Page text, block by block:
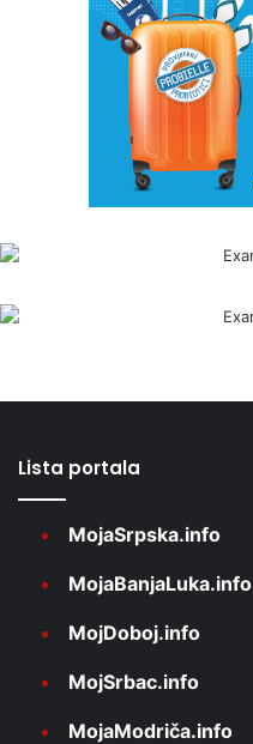
Lista portala
MojaSrpska.info
MojaBanjaLuka.info
MojDoboj.info
MojSrbac.info
MojaModriča.info